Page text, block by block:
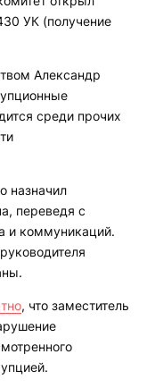
УК (получение
Александр
среди прочих
назначил
переведя с
и коммуникаций.
, что заместитель